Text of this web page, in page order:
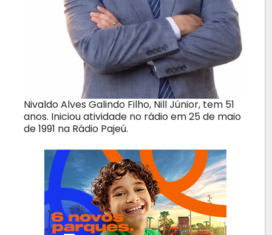
Nivaldo Alves Galindo Filho, Nill Júnior, tem 51
anos. Iniciou atividade no rádio em 25 de maio
de 1991 na Rádio Pajeú.